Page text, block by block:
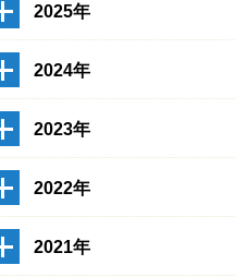
2025年
2024年
2023年
2022年
2021年